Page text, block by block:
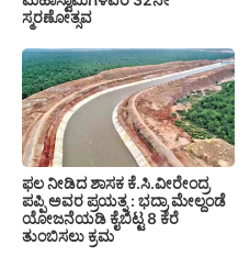
ಸ್ಮರಣೋತ್ಸವ
ಫಲ ನೀಡಿದ ಶಾಸಕ ಕೆ.ಸಿ.ವೀರೇಂದ್ರ
ಪಪ್ಪಿ ಅವರ ಪ್ರಯತ್ನ : ಭದ್ರಾ ಮೇಲ್ದಂಡೆ
ಯೋಜನೆಯಡಿ ಕೈಬಿಟ್ಟ 8 ಕೆರೆ
ತುಂಬಿಸಲು ಕ್ರಮ